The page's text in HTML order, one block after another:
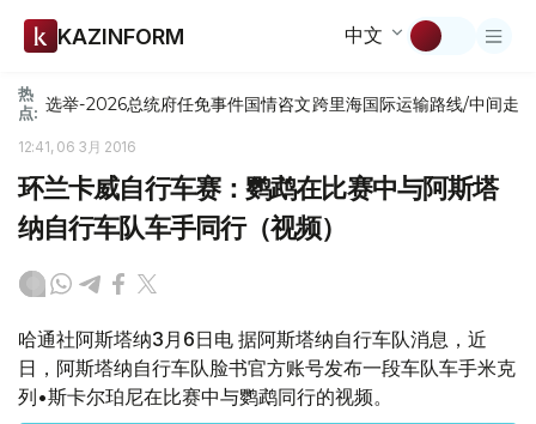
KAZINFORM 中文
热
点: 选举-2026总统府任免事件国情咨文跨里海国际运输路线/中间走廊
12:41, 06 3月 2016
环兰卡威自行车赛：鹦鹉在比赛中与阿斯塔
纳自行车队车手同行（视频）
哈通社阿斯塔纳3月6日电 据阿斯塔纳自行车队消息，近
日，阿斯塔纳自行车队脸书官方账号发布一段车队车手米克
列•斯卡尔珀尼在比赛中与鹦鹉同行的视频。